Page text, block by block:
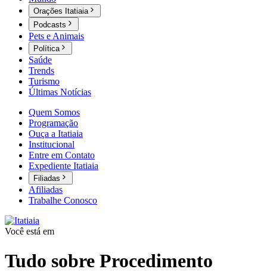
Orações Itatiaia
Podcasts
Pets e Animais
Política
Saúde
Trends
Turismo
Últimas Notícias
Quem Somos
Programação
Ouça a Itatiaia
Institucional
Entre em Contato
Expediente Itatiaia
Filiadas
Afiliadas
Trabalhe Conosco
Você está em
Tudo sobre Procedimento